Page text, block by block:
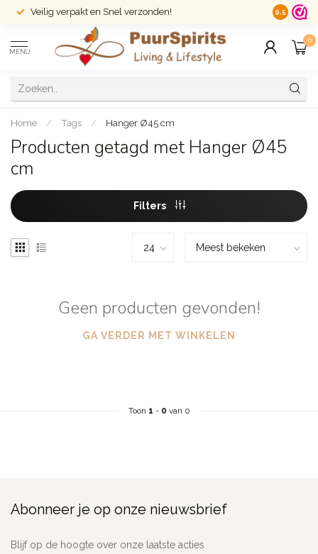
Veilig verpakt en Snel verzonden! 14 dagen
9.5
MENU
0
Home / Tags / Hanger Ø45 cm
Producten getagd met Hanger Ø45
cm
Filters
Geen producten gevonden!
GA VERDER MET WINKELEN
Toon 1 - 0 van 0
Abonneer je op onze nieuwsbrief
Blijf op de hoogte over onze laatste acties